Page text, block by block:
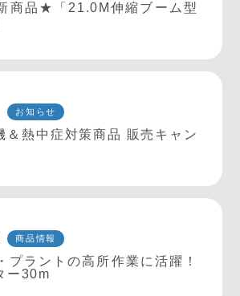
商品★「21.0M伸縮ブーム型
お知らせ
＆熱中症対策商品 販売キャン
商品情報
プラントの高所作業に活躍！
ー30m